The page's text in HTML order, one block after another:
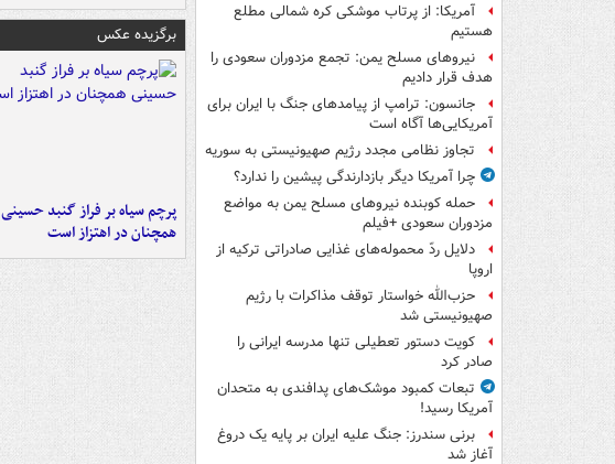
آمریکا: از پرتاب موشکی کره شمالی مطلع
هستیم
نیروهای مسلح یمن: تجمع مزدوران سعودی را
هدف قرار دادیم
جانسون: ترامپ از پیامدهای جنگ با ایران برای
آمریکایی‌ها آگاه است
تجاوز نظامی مجدد رژیم صهیونیستی به سوریه
چرا آمریکا دیگر بازدارندگی پیشین را ندارد؟
حمله کوبنده نیروهای مسلح یمن به مواضع
مزدوران سعودی +فیلم
دلایل ردّ محموله‌های غذایی صادراتی ترکیه از
اروپا
حزب‌الله خواستار توقف مذاکرات با رژیم
صهیونیستی شد
کویت دستور تعطیلی تنها مدرسه ایرانی را
صادر کرد
تبعات کمبود موشک‌های پدافندی به متحدان
آمریکا رسید!
برنی سندرز: جنگ علیه ایران بر پایه یک دروغ
آغاز شد
برگزیده عکس
پرچم سیاه بر فراز گنبد حسینی
همچنان در اهتزاز است